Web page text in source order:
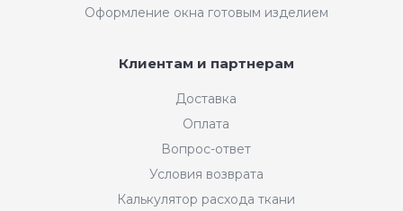
Оформление окна готовым изделием
Клиентам и партнерам
Доставка
Оплата
Вопрос-ответ
Условия возврата
Калькулятор расхода ткани